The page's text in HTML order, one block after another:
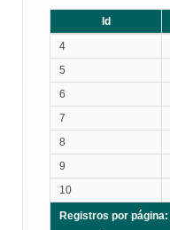
Id
4
5
6
7
8
9
10
Registros por página: